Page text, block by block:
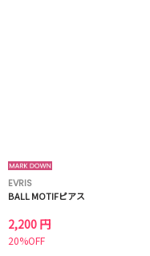
EVRIS
BALL MOTIFピアス
2,200 円
20%OFF